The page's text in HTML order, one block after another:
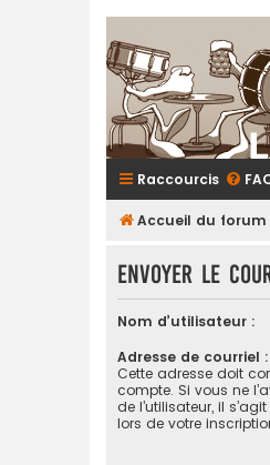
Raccourcis
Accueil du forum
Envoyer le
Nom d’utilisateur :
Adresse de courriel :
Cette adresse doit
compte. Si vous ne
de l’utilisateur, il
lors de votre